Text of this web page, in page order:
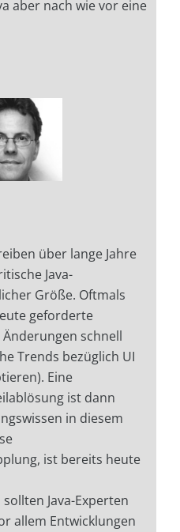
aber nach wie vor eine
über lange Jahre
Java-
Größe. Oftmals
geforderte
schnell
Trends bezüglich UI
Eine
ist dann
in diesem
ist bereits heute
Java-Experten
allem Entwicklungen